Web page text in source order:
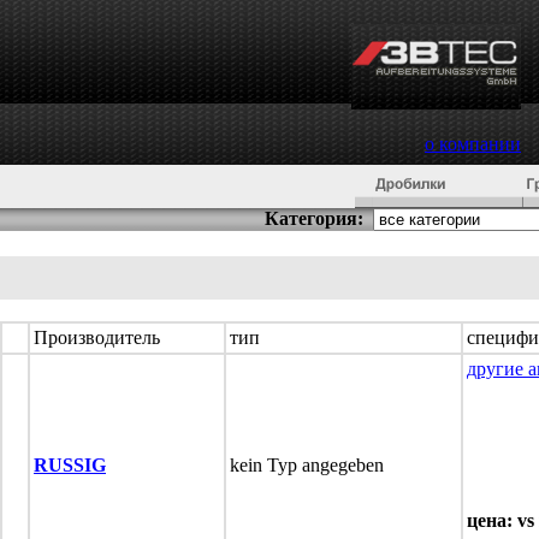
о компании
Категория:
Производитель
тип
RUSSIG kein Typ angegeben
другие
цена: